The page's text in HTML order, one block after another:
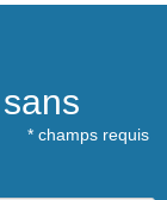
* champs requis